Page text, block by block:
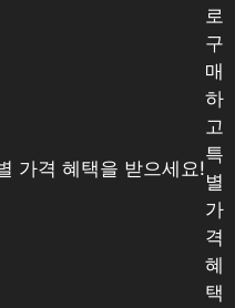
로
구
매
하
고
특
별
가
격
혜
택